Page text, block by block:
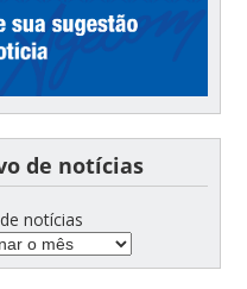
de notícias
notícias